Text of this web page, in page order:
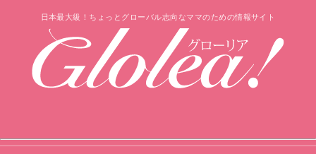
日本最大級！ちょっとグローバル志向なママのための情報サイト